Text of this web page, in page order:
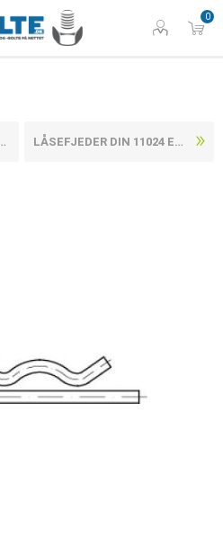
0
LÅSEFJEDER DIN 11024 ELFORZINKET STÅL, SINGLE TYPE 2 (200 STK)